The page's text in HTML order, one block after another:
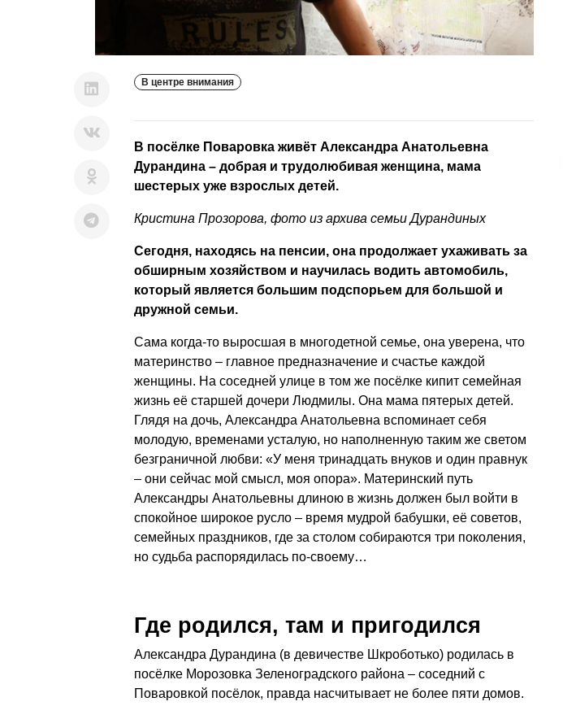
В центре внимания
В посёлке Поваровка живёт Александра Анатольевна
Дурандина – добрая и трудолюбивая женщина, мама
шестерых уже взрослых детей.
Кристина Прозорова, фото из архива семьи Дурандиных
Сегодня, находясь на пенсии, она продолжает ухаживать за
обширным хозяйством и научилась водить автомобиль,
который является большим подспорьем для большой и
дружной семьи.
Сама когда-то выросшая в многодетной семье, она уверена, что
материнство – главное предназначение и счастье каждой
женщины. На соседней улице в том же посёлке кипит семейная
жизнь её старшей дочери Людмилы. Она мама пятерых детей.
Глядя на дочь, Александра Анатольевна вспоминает себя
молодую, временами усталую, но наполненную таким же светом
безграничной любви: «У меня тринадцать внуков и один правнук
– они сейчас мой смысл, моя опора». Материнский путь
Александры Анатольевны длиною в жизнь должен был войти в
спокойное широкое русло – время мудрой бабушки, её советов,
семейных праздников, где за столом собираются три поколения,
но судьба распорядилась по-своему…
Где родился, там и пригодился
Александра Дурандина (в девичестве Шкроботько) родилась в
посёлке Морозовка Зеленоградского района – соседний с
Поваровкой посёлок, правда насчитывает не более пяти домов.